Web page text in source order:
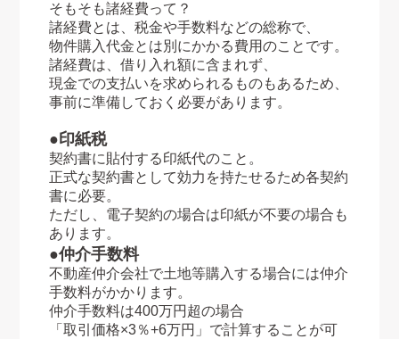
そもそも諸経費って？
諸経費とは、税金や手数料などの総称で、
物件購入代金とは別にかかる費用のことです。
諸経費は、借り入れ額に含まれず、
現金での支払いを求められるものもあるため、
事前に準備しておく必要があります。
●印紙税
契約書に貼付する印紙代のこと。
正式な契約書として効力を持たせるため各契約
書に必要。
ただし、電子契約の場合は印紙が不要の場合も
あります。
●仲介手数料
不動産仲介会社で土地等購入する場合には仲介
手数料がかかります。
仲介手数料は400万円超の場合
「取引価格×3％+6万円」で計算することが可